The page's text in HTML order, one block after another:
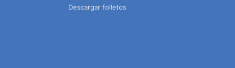
Descargar folletos